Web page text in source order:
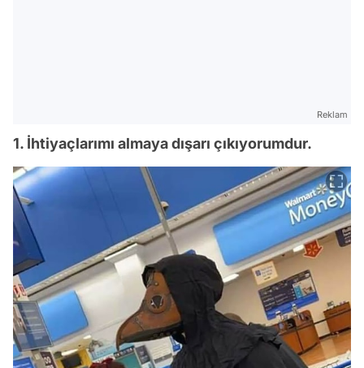
Reklam
1. İhtiyaçlarımı almaya dışarı çıkıyorumdur.